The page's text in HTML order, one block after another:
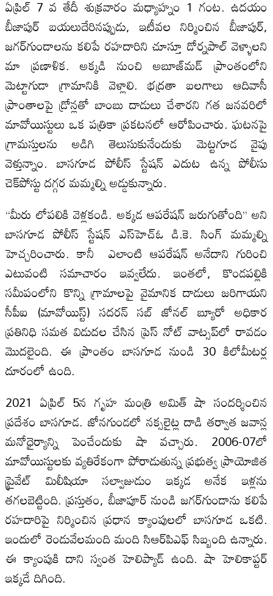
ఏప్రిల్ 7 వ తేదీ శుక్రవారం మధ్యాహ్నం 1 గంట. ఉదయం
బీజాపుర్ బయలుదేరినప్పుడు, ఇటీవల నిర్మించిన బీజాపుర్,
జగర్‌గుండాలను కలిపే రహదారిని చూస్తూ డోర్నపాల్ వెళ్ళాలని
మా ప్రణాళిక. అక్కడి నుంచి అబూజ్‌మడ్ ప్రాంతంలోని
మెట్టాగుడా గ్రామానికి వెళ్లాలి. భద్రతా బలగాలు ఆదివాసీ
ప్రాంతాలపై డ్రోన్లతో బాంబు దాడులు చేశారని గత జనవరిలో
మావోయిస్టులు ఒక పత్రికా ప్రకటనలో ఆరోపించారు. ఘటనపై
గ్రామస్తులను అడిగి తెలుసుకునేందుకు మెట్టగూడ వైపు
వెళ్తున్నాం. బాసగూడ పోలీస్ స్టేషన్ ఎదుట ఉన్న పోలీసు
చెక్‌పోస్టు దగ్గర మమ్మల్ని అడ్డుకున్నారు.
“మీరు లోపలికి వెళ్లకండి. అక్కడ ఆపరేషన్ జరుగుతోంది’’ అని
బాసగూడ పోలీస్ స్టేషన్ ఎస్‌హెచ్ఓ డి.కె. సింగ్ మమ్మల్ని
హెచ్చరించారు. కానీ ఎలాంటి ఆపరేషన్ అనేదాని గురించి
ఎటువంటి సమాచారం ఇవ్వలేదు. ఇంతలో, కొండపల్లికి
సమీపంలోని కొన్ని గ్రామాలపై వైమానిక దాడులు జరిగాయని
సీపీఐ (మావోయిస్ట్) సదరన్ సబ్ జోనల్ బ్యూరో అధికార
ప్రతినిధి సమత విడుదల చేసిన ప్రెస్ నోట్ వాట్సప్‌లో రావడం
మొదలైంది. ఈ ప్రాంతం బాసగూడ నుండి 30 కిలోమీటర్ల
దూరంలో ఉంది.
2021 ఏప్రిల్ 5న గృహ మంత్రి అమిత్ షా సందర్శించిన
ప్రదేశం బాసగూడ. జోనగుండలో నక్సలైట్ల దాడి తర్వాత జవాన్ల
మనోధైర్యాన్ని పెంచేందుకు షా వచ్చారు. 2006-07లో
మావోయిస్టులకు వ్యతిరేకంగా పోరాడుతున్న ప్రభుత్వ ప్రాయోజిత
ప్రైవేట్ మిలీషియా సల్వాజుడుం ఇక్కడ అనేక ఇళ్లను
తగలబెట్టింది. ప్రస్తుతం, బీజాపూర్ నుండి జగర్‌గుండాను కలిపే
రహదారిపై నిర్మించిన ప్రధాన క్యాంపులలో బాసగూడ ఒకటి.
ఇందులో రెండువేలమంది మంది సిఆర్‌పిఎఫ్ సిబ్బంది ఉన్నారు.
ఈ క్యాంపుకి దాని స్వంత హెలిప్యాడ్ ఉంది. షా హెలికాప్టర్
ఇక్కడే దిగింది.